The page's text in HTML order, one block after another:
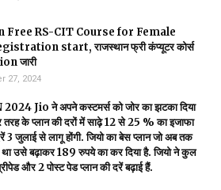
Free RS-CIT Course for Female
start, राजस्थान फ्री कंप्यूटर कोर्स
जारी
27, 2024
Jio ने अपने कस्टमर्स को जोर का झटका दिया
तरह के प्लान की दरों में साढ़े 12 से 25 % का इजाफा
3 जुलाई से लागू होंगी. जियो का बेस प्लान जो अब तक
उसे बढ़ाकर 189 रुपये का कर दिया है. जियो ने कुल
और 2 पोस्ट पेड प्लान की दरें बढ़ाई हैं.